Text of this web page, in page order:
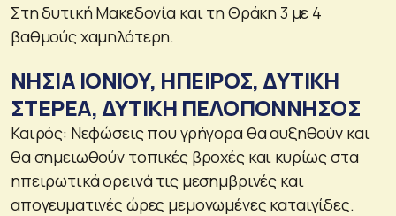
Στη δυτική Μακεδονία και τη Θράκη 3 με 4
βαθμούς χαμηλότερη.
ΝΗΣΙΑ ΙΟΝΙΟΥ, ΗΠΕΙΡΟΣ, ΔΥΤΙΚΗ
ΣΤΕΡΕΑ, ΔΥΤΙΚΗ ΠΕΛΟΠΟΝΝΗΣΟΣ
Καιρός: Νεφώσεις που γρήγορα θα αυξηθούν και
θα σημειωθούν τοπικές βροχές και κυρίως στα
ηπειρωτικά ορεινά τις μεσημβρινές και
απογευματινές ώρες μεμονωμένες καταιγίδες.